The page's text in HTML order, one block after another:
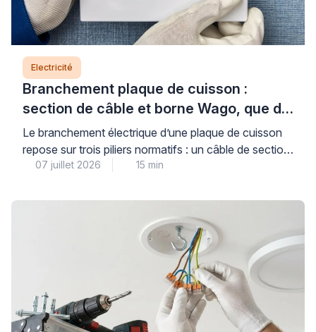
Electricité
Branchement plaque de cuisson :
section de câble et borne Wago, que dit
la norme ?
Le branchement électrique d’une plaque de cuisson
repose sur trois piliers normatifs : un câble de section
adaptée (6 mm² pour les plaques jusqu’à 7 400 W,
conforme à la norme NF C 15-100, et des
connexions dimensionnées pour supporter l’intensité
requise. Comprendre ces règles […]
07 juillet 2026 15 min